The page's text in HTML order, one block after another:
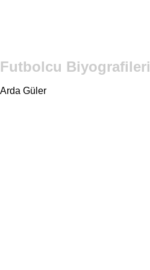
Futbolcu Biyografileri
Arda Güler